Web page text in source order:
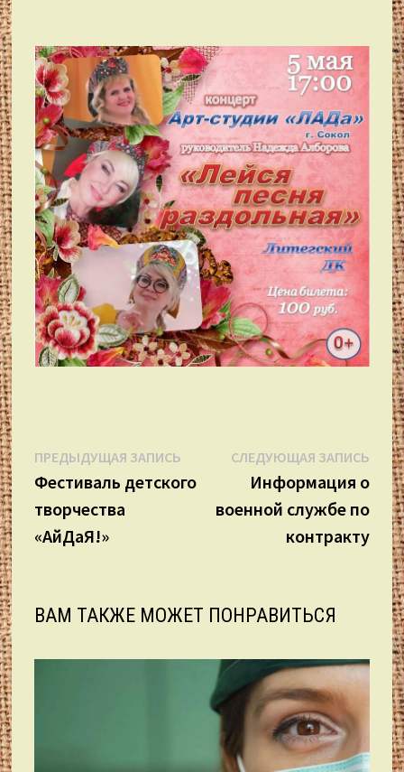
Навигация
по
записям
ПРЕДЫДУЩАЯ ЗАПИСЬ Предыдущая
запись:
Фестиваль детского
творчества
«АйДаЯ!»
СЛЕДУЮЩАЯ ЗАПИСЬ
Информация о
военной службе по
контракту
ВАМ ТАКЖЕ МОЖЕТ ПОНРАВИТЬСЯ